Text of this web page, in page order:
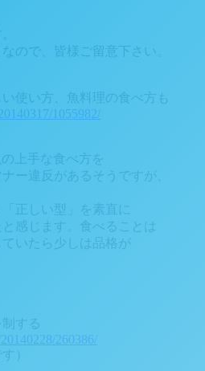
ので、皆様ご留意下さい。
使い方、魚料理の食べ方も
1055982/
上手な食べ方を
ー違反があるそうですが、
正しい型」を素直に
感じます。食べることは
いたら少しは品格が
する
260386/
）